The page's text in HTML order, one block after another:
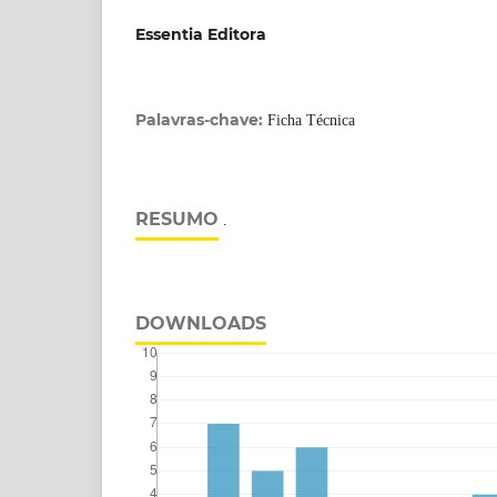
Essentia Editora
Palavras-chave: Ficha Técnica
RESUMO
DOWNLOADS